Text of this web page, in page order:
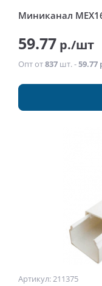
Миниканал
59.77 р./шт
Опт от837 шт. -59.77
Артикул: 211375